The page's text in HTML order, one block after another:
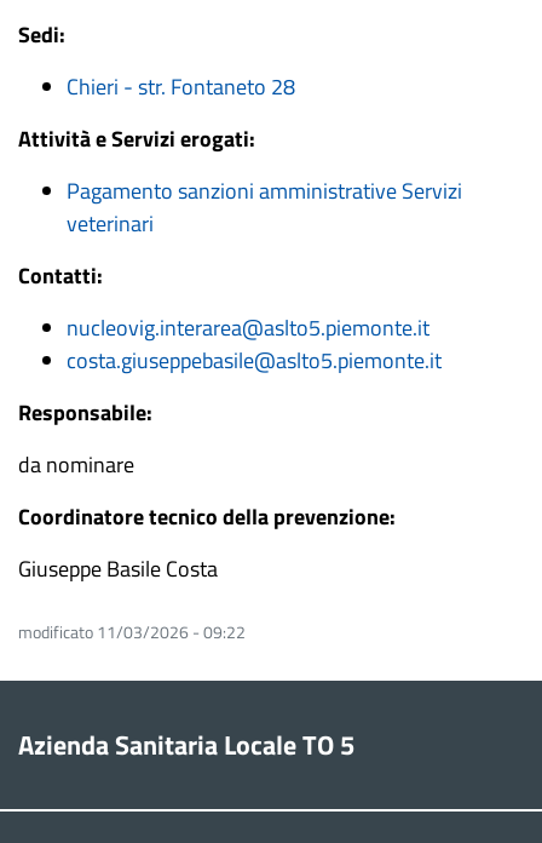
Sedi:
Chieri - str. Fontaneto 28
Attività e Servizi erogati:
Pagamento sanzioni amministrative Servizi
veterinari
Contatti:
nucleovig.interarea@aslto5.piemonte.it
costa.giuseppebasile@aslto5.piemonte.it
Responsabile:
da nominare
Coordinatore tecnico della prevenzione:
Giuseppe Basile Costa
modificato 11/03/2026 - 09:22
Azienda Sanitaria Locale TO 5